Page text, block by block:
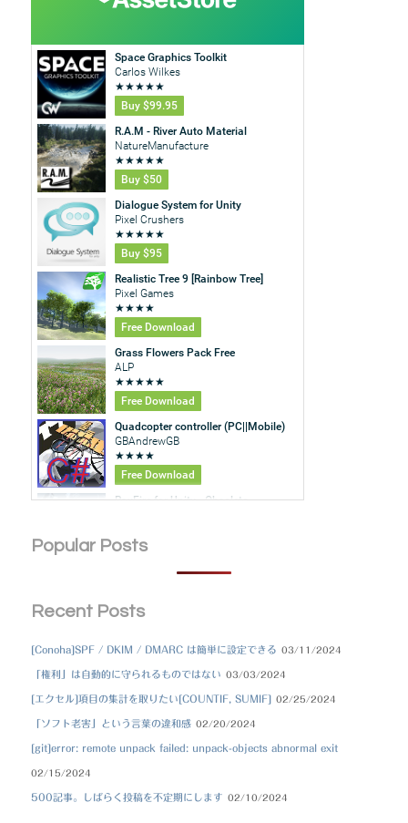
Popular Posts
Recent Posts
[Conoha]SPF / DKIM / DMARC は簡単に設定できる 03/11/2024
「権利」は自動的に守られるものではない 03/03/2024
[エクセル]項目の集計を取りたい[COUNTIF, SUMIF] 02/25/2024
「ソフト老害」という言葉の違和感 02/20/2024
[git]error: remote unpack failed: unpack-objects abnormal exit
02/15/2024
500記事。しばらく投稿を不定期にします 02/10/2024